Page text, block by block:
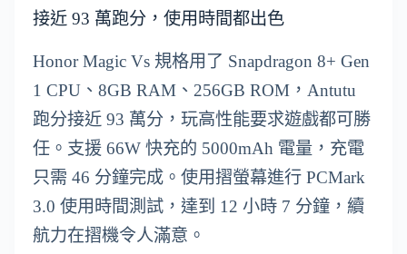
接近 93 萬跑分，使用時間都出色
Honor Magic Vs 規格用了 Snapdragon 8+ Gen
1 CPU、8GB RAM、256GB ROM，Antutu
跑分接近 93 萬分，玩高性能要求遊戲都可勝
任。支援 66W 快充的 5000mAh 電量，充電
只需 46 分鐘完成。使用摺螢幕進行 PCMark
3.0 使用時間測試，達到 12 小時 7 分鐘，續
航力在摺機令人滿意。